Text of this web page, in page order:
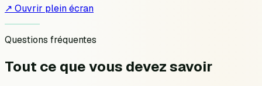
↗ Ouvrir plein écran
Questions fréquentes
Tout ce que vous devezsavoir